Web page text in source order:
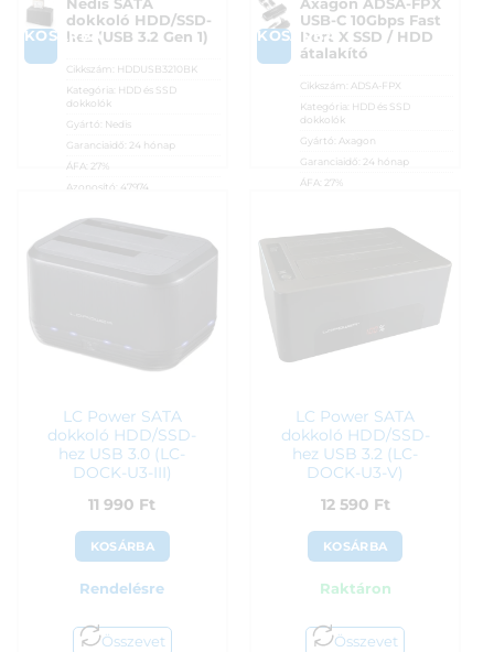
KOSÁRBA
Nedis SATA
dokkoló HDD/SSD-
hez (USB 3.2 Gen 1)
Cikkszám: HDDUSB3210BK
Kategória: HDD és SSD
dokkolók
Gyártó: Nedis
Garanciaidő: 24 hónap
ÁFA: 27%
Azonosító: 47974
11 290Ft
KOSÁRBA
Axagon ADSA-FPX
USB-C 10Gbps Fast
Port X SSD / HDD
átalakító
Cikkszám: ADSA-FPX
Kategória: HDD és SSD
dokkolók
Gyártó: Axagon
Garanciaidő: 24 hónap
ÁFA: 27%
11 890Ft
LC Power SATA
dokkoló HDD/SSD-
hez USB 3.0 (LC-
DOCK-U3-III)
11 990 Ft
KOSÁRBA
Rendelésre
Összevet
LC Power SATA
dokkoló HDD/SSD-
hez USB 3.2 (LC-
DOCK-U3-V)
12 590 Ft
KOSÁRBA
Raktáron
Összevet